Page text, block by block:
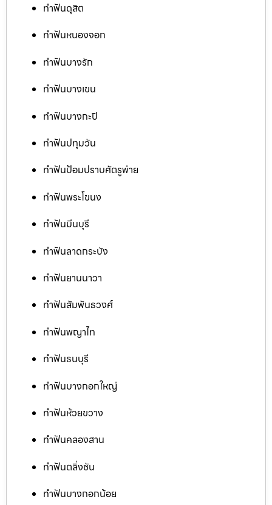
ทำฟันดุสิต
ทำฟันหนองจอก
ทำฟันบางรัก
ทำฟันบางเขน
ทำฟันบางกะปิ
ทำฟันปทุมวัน
ทำฟันป้อมปราบศัตรูพ่าย
ทำฟันพระโขนง
ทำฟันมีนบุรี
ทำฟันลาดกระบัง
ทำฟันยานนาวา
ทำฟันสัมพันธวงศ์
ทำฟันพญาไท
ทำฟันธนบุรี
ทำฟันบางกอกใหญ่
ทำฟันห้วยขวาง
ทำฟันคลองสาน
ทำฟันตลิ่งชัน
ทำฟันบางกอกน้อย